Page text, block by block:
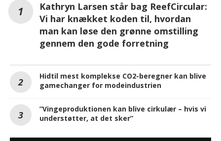
Kathryn Larsen står bag ReefCircular:
Vi har knækket koden til, hvordan
man kan løse den grønne omstilling
gennem den gode forretning
Hidtil mest komplekse CO2-beregner kan blive
gamechanger for modeindustrien
”Vingeproduktionen kan blive cirkulær – hvis vi
understøtter, at det sker”